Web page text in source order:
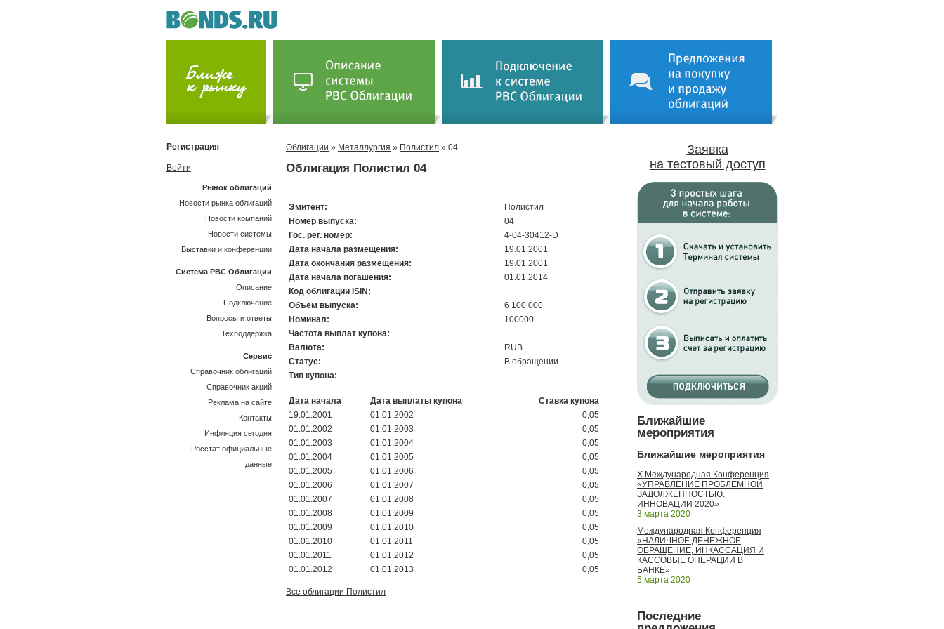
Облигации » Металлургия » Полистил » 04
Облигация Полистил 04
Эмитент:
Полистил
Номер выпуска:
04
Гос. рег. номер:
4-04-30412-D
Дата начала размещения:
19.01.2001
Дата окончания размещения:
19.01.2001
Дата начала погашения:
01.01.2014
Код облигации ISIN:
Объем выпуска:
6 100 000
Номинал:
100000
Частота выплат купона:
Валюта:
RUB
Статус:
В обращении
Тип купона:
Дата начала Дата выплаты купона
Ставка купона
19.01.2001
01.01.2002
0,05
01.01.2002
01.01.2003
0,05
01.01.2003
01.01.2004
0,05
01.01.2004
01.01.2005
0,05
01.01.2005
01.01.2006
0,05
01.01.2006
01.01.2007
0,05
01.01.2007
01.01.2008
0,05
01.01.2008
01.01.2009
0,05
01.01.2009
01.01.2010
0,05
01.01.2010
01.01.2011
0,05
01.01.2011
01.01.2012
0,05
01.01.2012
01.01.2013 0,05
Все облигации Полистил
Заявка
на тестовый доступ
Ближайшие
мероприятия
Ближайшие мероприятия
X Международная Конференция
«УПРАВЛЕНИЕ ПРОБЛЕМНОЙ
ЗАДОЛЖЕННОСТЬЮ.
ИННОВАЦИИ 2020»
3 марта 2020
Международная Конференция
«НАЛИЧНОЕ ДЕНЕЖНОЕ
ОБРАЩЕНИЕ, ИНКАССАЦИЯ И
КАССОВЫЕ ОПЕРАЦИИ В
БАНКЕ»
5 марта 2020
Последние
Регистрация
Войти
Рынок облигаций
Новости рынка облигаций
Новости компаний
Новости системы
Выставки и конференции
Система РВС Облигации
Описание
Подключение
Вопросы и ответы
Техподдержка
Сервис
Справочник облигаций
Справочник акций
Реклама на сайте
Контакты
Инфляция сегодня
Росстат официальные
данные